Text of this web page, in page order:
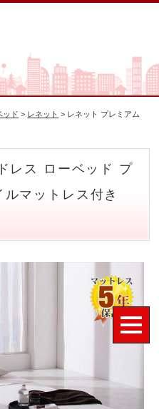
ッド > レネット > レネット プレミアム
レス ローベッド プ
マットレス付き